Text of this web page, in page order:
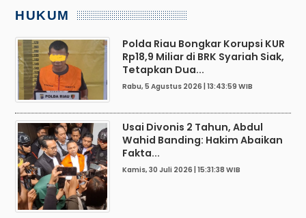
HUKUM
Polda Riau Bongkar Korupsi KUR
Rp18,9 Miliar di BRK Syariah Siak,
Tetapkan Dua...
Rabu, 5 Agustus 2026 | 13:43:59 WIB
Usai Divonis 2 Tahun, Abdul
Wahid Banding: Hakim Abaikan
Fakta...
Kamis, 30 Juli 2026 | 15:31:38 WIB